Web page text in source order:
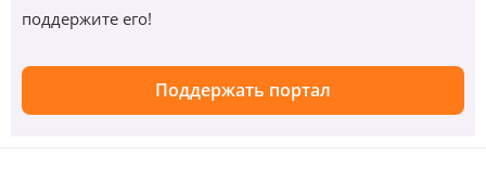
поддержите его!
Поддержать портал